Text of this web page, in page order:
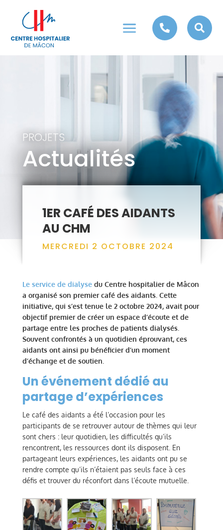
a  
PROJETS
Actualités
1ER CAFÉ DES AIDANTS
AU CHM
MERCREDI 2 OCTOBRE 2024
Le service de dialysedu Centre hospitalier de Mâcon
a organisé son premier café des aidants. Cette
initiative, qui s’est tenue le 2 octobre 2024, avait pour
objectif premier de créer un espace d’écoute et de
partage entre les proches de patients dialysés.
Souvent confrontés à un quotidien éprouvant, ces
aidants ont ainsi pu bénéficier d’un moment
d’échange et de soutien.
Un événement dédié au
partage d’expériences
Le café des aidants a été l’occasion pour les
participants de se retrouver autour de thèmes qui leur
sont chers : leur quotidien, les difficultés qu’ils
rencontrent, les ressources dont ils disposent. En
partageant leurs expériences, les aidants ont pu se
rendre compte qu’ils n’étaient pas seuls face à ces
défis et trouver du réconfort dans l’écoute mutuelle.